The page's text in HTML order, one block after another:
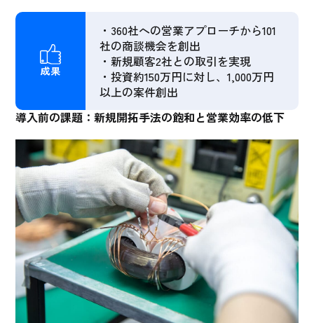
成果
・360社への営業アプローチから101
社の商談機会を創出
・新規顧客2社との取引を実現
・投資約150万円に対し、1,000万円
以上の案件創出
導入前の課題：新規開拓手法の飽和と営業効率の低下